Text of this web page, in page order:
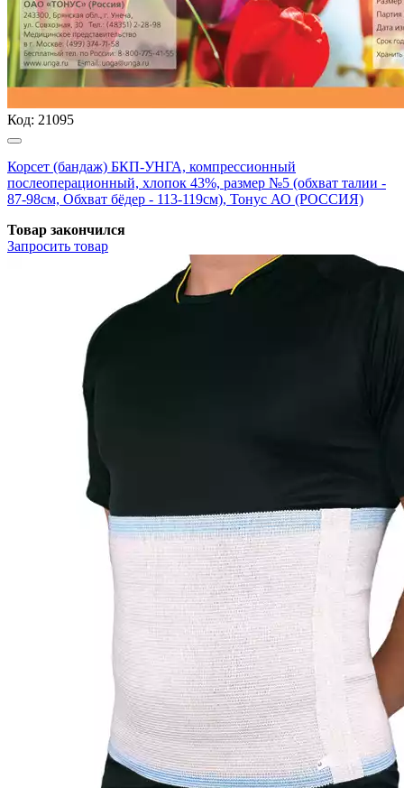
Код: 21095
Корсет (бандаж) БКП-УНГА, компрессионный
послеоперационный, хлопок 43%, размер №5 (обхват талии -
87-98см, Обхват бёдер - 113-119см), Тонус АО (РОССИЯ)
Товар закончился
Запросить товар